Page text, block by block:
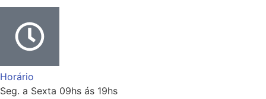
Horário
Seg. a Sexta 09hs ás 19hs